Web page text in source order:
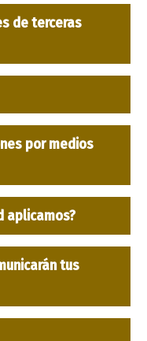
de terceras
por medios
aplicamos?
tus